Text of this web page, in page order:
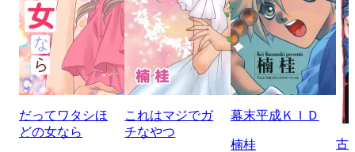
だってワタシほ
どの女なら
これはマジでガ
チなやつ
幕末平成ＫＩＤ
楠桂
古